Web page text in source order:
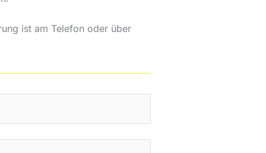
ist am Telefon oder über